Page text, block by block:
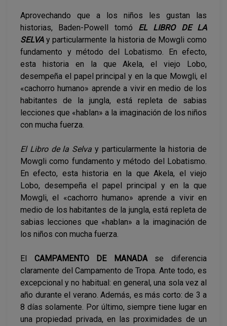
Aprovechando que a los niños les gustan las
historias, Baden-Powell tomó EL LIBRO DE LA
SELVAy particularmente la historia de Mowgli como
fundamento y método del Lobatismo. En efecto,
esta historia en la que Akela, el viejo Lobo,
desempeña el papel principal y en la que Mowgli, el
«cachorro humano» aprende a vivir en medio de los
habitantes de la jungla, está repleta de sabias
lecciones que «hablan» a la imaginación de los niños
con mucha fuerza.
El Libro de la Selva y particularmente la historia de
Mowgli como fundamento y método del Lobatismo.
En efecto, esta historia en la que Akela, el viejo
Lobo, desempeña el papel principal y en la que
Mowgli, el «cachorro humano» aprende a vivir en
medio de los habitantes de la jungla, está repleta de
sabias lecciones que «hablan» a la imaginación de
los niños con mucha fuerza.
El CAMPAMENTO DE MANADAse diferencia
claramente del Campamento de Tropa. Ante todo, es
excepcional y no habitual: en general, una sola vez al
año durante el verano. Además, es más corto: de 3 a
8 días solamente. Por último, siempre tiene lugar en
una propiedad privada, en las proximidades de un